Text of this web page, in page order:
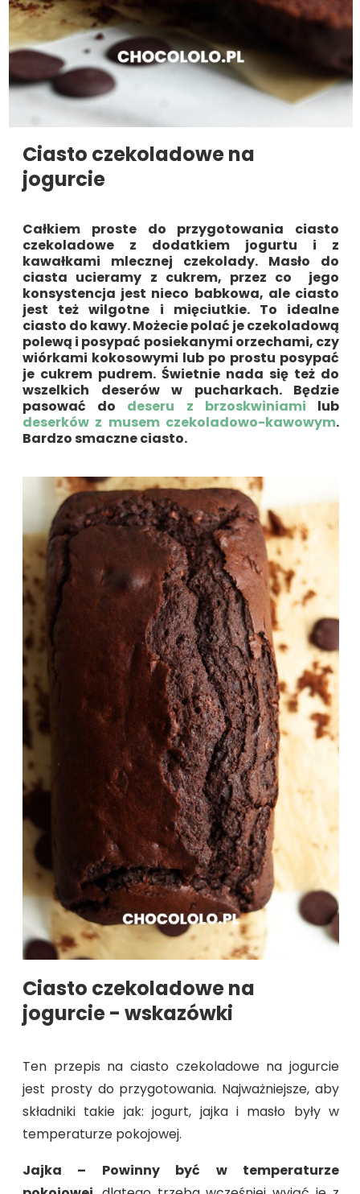
Ciasto czekoladowe na
jogurcie
Całkiem proste do przygotowania ciasto
czekoladowe z dodatkiem jogurtu i z
kawałkami mlecznej czekolady. Masło do
ciasta ucieramy z cukrem, przez co jego
konsystencja jest nieco babkowa, ale ciasto
jest też wilgotne i mięciutkie. To idealne
ciasto do kawy. Możecie polać je czekoladową
polewą i posypać posiekanymi orzechami, czy
wiórkami kokosowymi lub po prostu posypać
je cukrem pudrem. Świetnie nada się też do
wszelkich deserów w pucharkach. Będzie
pasować do deseru z brzoskwiniami lub
deserków z musem czekoladowo-kawowym.
Bardzo smaczne ciasto.
Ciasto czekoladowe na
jogurcie - wskazówki
Ten przepis na ciasto czekoladowe na jogurcie
jest prosty do przygotowania. Najważniejsze, aby
składniki takie jak: jogurt, jajka i masło były w
temperaturze pokojowej.
Jajka –
Powinny być
w temperaturze